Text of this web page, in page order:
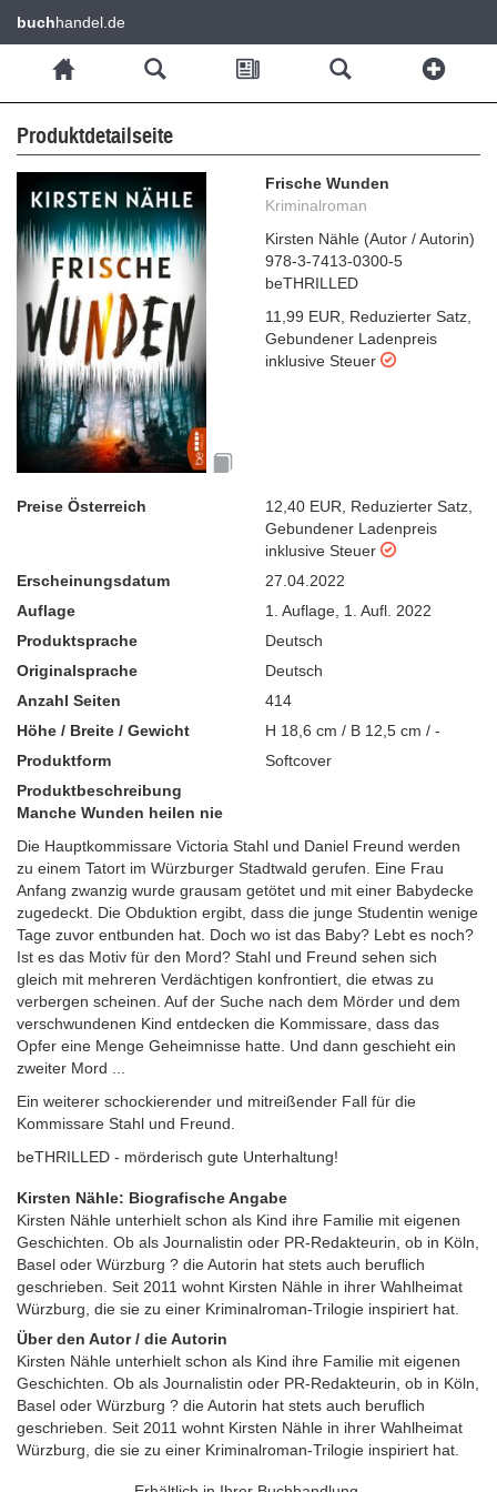
buchhandel.de
Produktdetailseite
Frische Wunden
Kriminalroman
Kirsten Nähle (Autor / Autorin)
978-3-7413-0300-5
beTHRILLED
11,99 EUR
Reduzierter Satz
Gebundener Ladenpreis
inklusive Steuer
Preise Österreich 12,40 EUR Reduzierter Satz
Gebundener Ladenpreis
inklusive Steuer
Erscheinungsdatum
27.04.2022
Auflage
1. Auflage 1. Aufl. 2022
Produktsprache
Deutsch
Originalsprache
Deutsch
Anzahl Seiten
414
Höhe / Breite / Gewicht
H 18,6 cm / B 12,5 cm / -
Produktform
Softcover
Produktbeschreibung
Manche Wunden heilen nie
Die Hauptkommissare Victoria Stahl und Daniel Freund werden
zu einem Tatort im Würzburger Stadtwald gerufen. Eine Frau
Anfang zwanzig wurde grausam getötet und mit einer Babydecke
zugedeckt. Die Obduktion ergibt, dass die junge Studentin wenige
Tage zuvor entbunden hat. Doch wo ist das Baby? Lebt es noch?
Ist es das Motiv für den Mord? Stahl und Freund sehen sich
gleich mit mehreren Verdächtigen konfrontiert, die etwas zu
verbergen scheinen. Auf der Suche nach dem Mörder und dem
verschwundenen Kind entdecken die Kommissare, dass das
Opfer eine Menge Geheimnisse hatte. Und dann geschieht ein
zweiter Mord ...
Ein weiterer schockierender und mitreißender Fall für die
Kommissare Stahl und Freund.
beTHRILLED - mörderisch gute Unterhaltung!
Kirsten Nähle: Biografische Angabe
Kirsten Nähle unterhielt schon als Kind ihre Familie mit eigenen
Geschichten. Ob als Journalistin oder PR-Redakteurin, ob in Köln,
Basel oder Würzburg ? die Autorin hat stets auch beruflich
geschrieben. Seit 2011 wohnt Kirsten Nähle in ihrer Wahlheimat
Würzburg, die sie zu einer Kriminalroman-Trilogie inspiriert hat.
Über den Autor / die Autorin
Kirsten Nähle unterhielt schon als Kind ihre Familie mit eigenen
Geschichten. Ob als Journalistin oder PR-Redakteurin, ob in Köln,
Basel oder Würzburg ? die Autorin hat stets auch beruflich
geschrieben. Seit 2011 wohnt Kirsten Nähle in ihrer Wahlheimat
Würzburg, die sie zu einer Kriminalroman-Trilogie inspiriert hat.